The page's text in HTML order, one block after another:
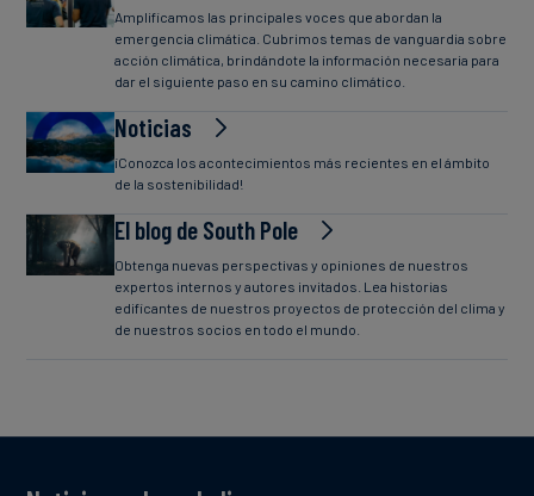
Amplificamos las principales voces que abordan la
emergencia climática. Cubrimos temas de vanguardia sobre
acción climática, brindándote la información necesaria para
dar el siguiente paso en su camino climático.
Noticias
¡Conozca los acontecimientos más recientes en el ámbito
de la sostenibilidad!
El blog de South Pole
Obtenga nuevas perspectivas y opiniones de nuestros
expertos internos y autores invitados. Lea historias
edificantes de nuestros proyectos de protección del clima y
de nuestros socios en todo el mundo.